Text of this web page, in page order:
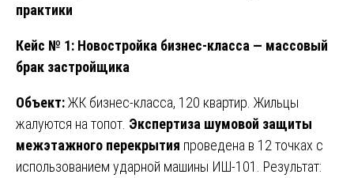
практики
Кейс № 1: Новостройка бизнес-класса — массовый
брак застройщика
Объект:ЖК бизнес-класса, 120 квартир. Жильцы
жалуются на топот. Экспертиза шумовой защиты
межэтажного перекрытия проведена в 12 точках с
использованием ударной машины ИШ-101. Результат: